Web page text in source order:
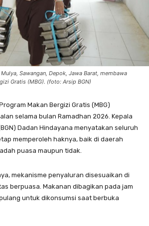
Sawangan, Depok, Jawa Barat, membawa
Gratis (MBG). (foto: Arsip BGN)
Makan Bergizi Gratis (MBG)
selama bulan Ramadhan 2026. Kepala
Dadan Hindayana menyatakan seluruh
memperoleh haknya, baik di daerah
puasa maupun tidak.
mekanisme penyaluran disesuaikan di
berpuasa. Makanan dibagikan pada jam
untuk dikonsumsi saat berbuka